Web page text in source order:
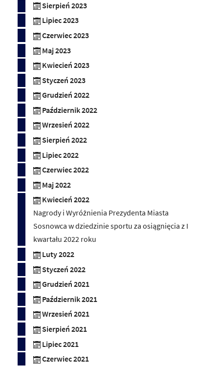
Sierpień 2023
Lipiec 2023
Czerwiec 2023
Maj 2023
Kwiecień 2023
Styczeń 2023
Grudzień 2022
Październik 2022
Wrzesień 2022
Sierpień 2022
Lipiec 2022
Czerwiec 2022
Maj 2022
Kwiecień 2022
Nagrody i Wyróżnienia Prezydenta Miasta
Sosnowca w dziedzinie sportu za osiągnięcia z I
kwartału 2022 roku
Luty 2022
Styczeń 2022
Grudzień 2021
Październik 2021
Wrzesień 2021
Sierpień 2021
Lipiec 2021
Czerwiec 2021